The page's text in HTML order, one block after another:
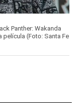
Panther: Wakanda
película (Foto: Santa Fe